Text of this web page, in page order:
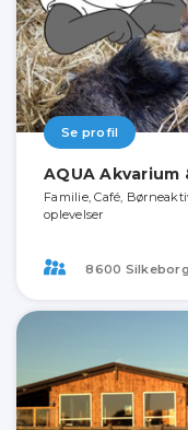
Se profil
AQUA Akvarium
Familie, Café,
oplevelser
8600 Silkeborg